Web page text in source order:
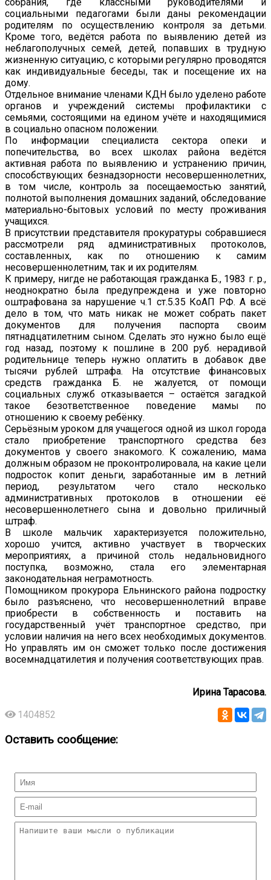
социальными педагогами были даны рекомендации
родителям по осуществлению контроля за детьми.
Кроме того, ведётся работа по выявлению детей из
неблагополучных семей, детей, попавших в трудную
жизненную ситуацию, с которыми регулярно проводятся
как индивидуальные беседы, так и посещение их на
дому.
Отдельное внимание членами КДН было уделено работе
органов и учреждений системы профилактики с
семьями, состоящими на едином учёте и находящимися
в социально опасном положении.
По информации специалиста сектора опеки и
попечительства, во всех школах района ведётся
активная работа по выявлению и устранению причин,
способствующих безнадзорности несовершеннолетних,
в том числе, контроль за посещаемостью занятий,
полнотой выполнения домашних заданий, обследование
материально-бытовых условий по месту проживания
учащихся.
В присутствии представителя прокуратуры собравшиеся
рассмотрели ряд административных протоколов,
составленных, как по отношению к самим
несовершеннолетним, так и их родителям.
К примеру, нигде не работающая гражданка Б., 1983 г. р.,
неоднократно была предупреждена и уже повторно
оштрафована за нарушение ч.1 ст.5.35 КоАП РФ. А всё
дело в том, что мать никак не может собрать пакет
документов для получения паспорта своим
пятнадцатилетним сыном. Сделать это нужно было ещё
год назад, поэтому к пошлине в 200 руб. нерадивой
родительнице теперь нужно оплатить в добавок две
тысячи рублей штрафа. На отсутствие финансовых
средств гражданка Б. не жалуется, от помощи
социальных служб отказывается – остаётся загадкой
такое безответственное поведение мамы по
отношению к своему ребёнку.
Серьёзным уроком для учащегося одной из школ города
стало приобретение транспортного средства без
документов у своего знакомого. К сожалению, мама
должным образом не проконтролировала, на какие цели
подросток копит деньги, заработанные им в летний
период, результатом чего стало несколько
административных протоколов в отношении её
несовершеннолетнего сына и довольно приличный
штраф.
В школе мальчик характеризуется положительно,
хорошо учится, активно участвует в творческих
мероприятиях, а причиной столь недальновидного
поступка, возможно, стала его элементарная
законодательная неграмотность.
Помощником прокурора Ельнинского района подростку
было разъяснено, что несовершеннолетний вправе
приобрести в собственность и поставить на
государственный учёт транспортное средство, при
условии наличия на него всех необходимых документов.
Но управлять им он сможет только после достижения
восемнадцатилетия и получения соответствующих прав.
Ирина Тарасова.
1404852
Оставить сообщение: